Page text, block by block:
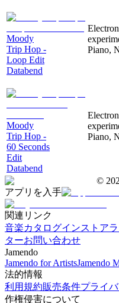
Moody
Trip Hop -
Loop Edit
Databend
Piano,
Moody
Trip Hop -
60 Seconds
Edit
Databend
Piano,
©
アプリを入手
関連リンク
音楽カタログインストア
ターお問い合わせ
Jamendo
Jamendo for ArtistsJamendo
法的情報
利用規約販売条件プライ
作権侵害について